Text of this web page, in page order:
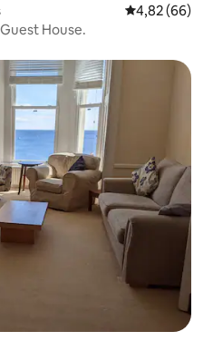
Classificação
4,82 (66)
House.